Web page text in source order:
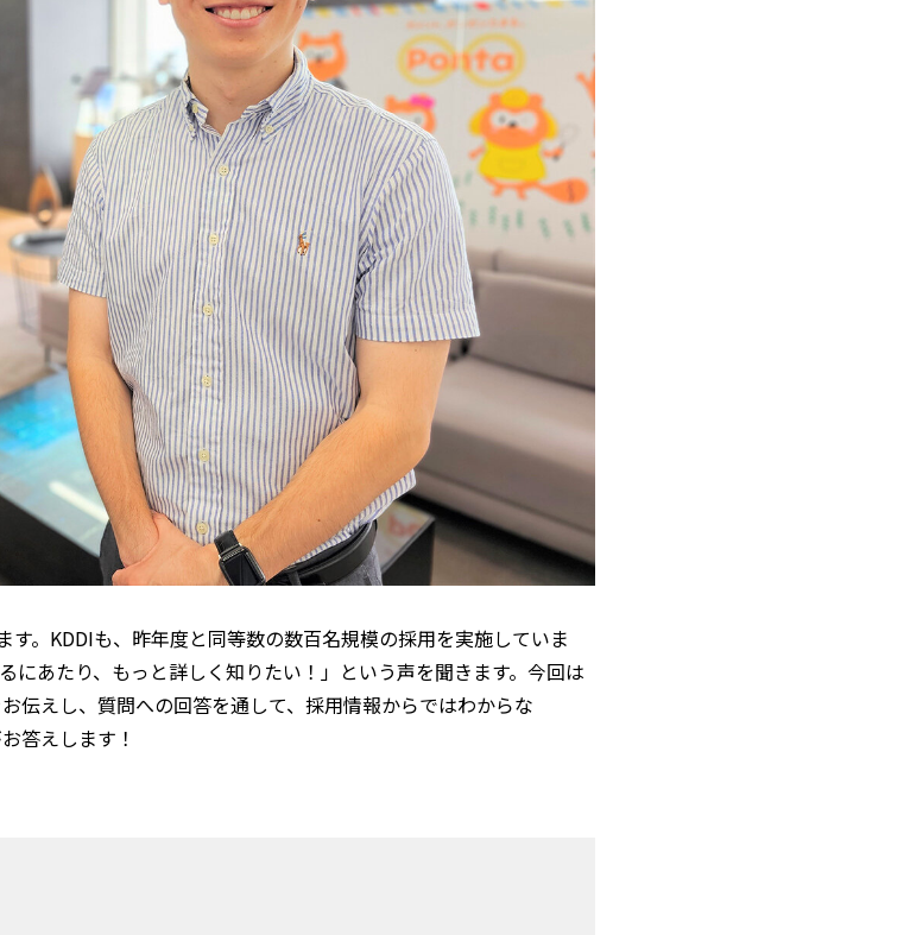
。KDDIも、昨年度と同等数の数百名規模の採用を実施していま
あたり、もっと詳しく知りたい！」という声を聞きます。今回は
伝えし、質問への回答を通して、採用情報からではわからな
答えします！